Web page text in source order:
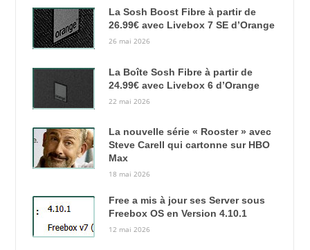
La Sosh Boost Fibre à partir de
26.99€ avec Livebox 7 SE d’Orange
26 mai 2026
La Boîte Sosh Fibre à partir de
24.99€ avec Livebox 6 d’Orange
22 mai 2026
La nouvelle série « Rooster » avec
Steve Carell qui cartonne sur HBO
Max
18 mai 2026
Free a mis à jour ses Server sous
Freebox OS en Version 4.10.1
12 mai 2026